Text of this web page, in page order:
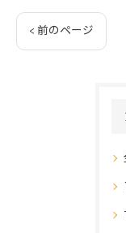
< 前のページ